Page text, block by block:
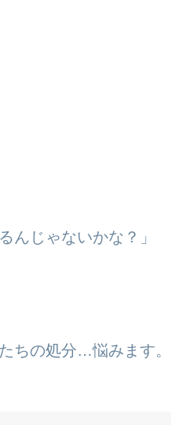
んじゃないかな？」
ちの処分…悩みます。